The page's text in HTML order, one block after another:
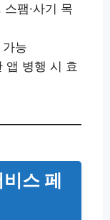
팸·사기 목
능
앱 병행 시 효
스 페